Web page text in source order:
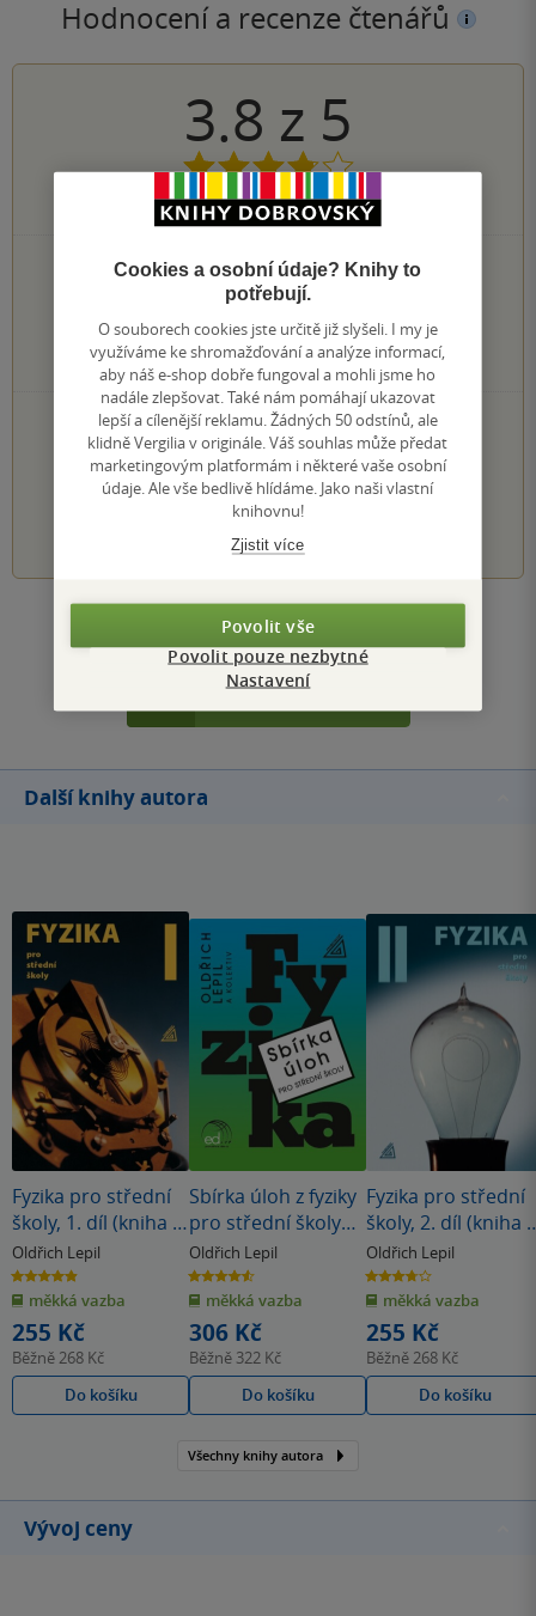
Hodnocení a recenze čtenářů
3.8 z 5
5hodnocení čtenářů
1×
5 hvězdiček
2×
4 hvězdičky
3 hvězdičky
0×
2 hvězdičky
0×
1 hvezdička
PŘIDEJTE SVÉ HODNOCENÍ KNIHY
Hodnocení našich knihkupců: 0.0 z 5
3 4 5
Zobrazit všechna hodnocení
Přidat hodnocení
Další knihy autora
Fyzika pro střední
školy, 1. díl (kniha +
ED)
Oldřich Lepil
4.9
z
5
hvězdiček
měkká vazba
255 Kč
Běžně268 Kč
Do košíku
Sbírka úloh z fyziky
pro střední školy
(knížka + ED)
Oldřich Lepil
4.6
z
5
hvězdiček
měkká vazba
306 Kč
Běžně 322 Kč
Do košíku
Fyzika pro střední
školy, 2. díl (kniha +
ED)
Oldřich Lepil
3.7
z
5
hvězdiček
měkká vazba
255 Kč
Běžně268 Kč
Do košíku
Všechny knihy autora
Vývoj ceny
Cookies a osobní údaje? Knihy to
potřebují.
O souborech cookies jste určitě již slyšeli. I my je
využíváme ke shromažďování a analýze informací,
aby náš e-shop dobře fungoval a mohli jsme ho
nadále zlepšovat. Také nám pomáhají ukazovat
lepší a cílenější reklamu. Žádných 50 odstínů, ale
klidně Vergilia v originále. Váš souhlas může předat
marketingovým platformám i některé vaše osobní
údaje. Ale vše bedlivě hlídáme. Jako naši vlastní
knihovnu!
Zjistit více
Povolit vše
Povolit pouze nezbytné
Nastavení